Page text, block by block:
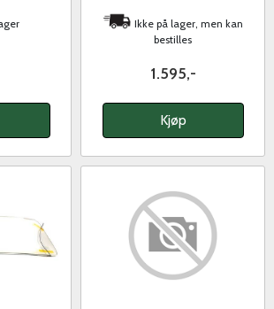
Ikke på lager, men kan
bestilles
1.595,-
Kjøp